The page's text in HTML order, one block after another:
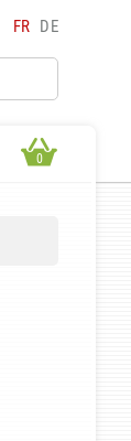
FR DE
0 0